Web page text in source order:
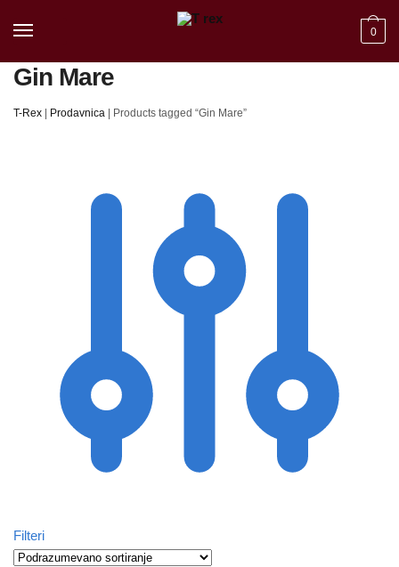
0
Gin Mare
T-Rex Prodavnica Products tagged “Gin Mare”
Filteri